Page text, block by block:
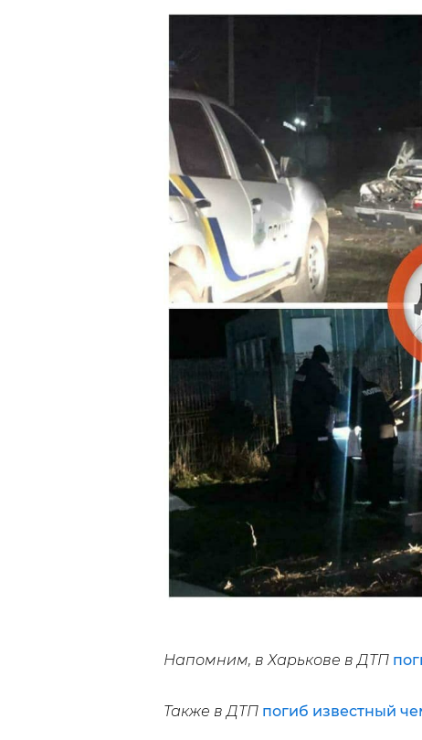
Напомним, в Харькове в ДТП
Также в ДТП погиб известный